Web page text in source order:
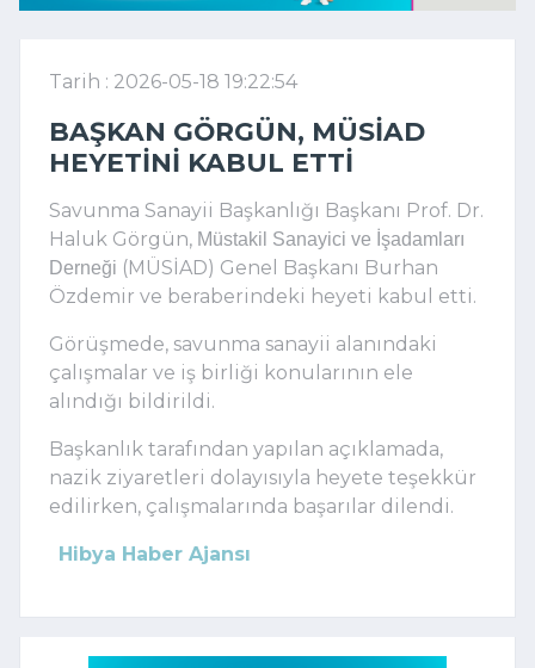
Tarih : 2026-05-18 19:22:54
BAŞKAN GÖRGÜN, MÜSİAD
HEYETINI KABUL ETTI
Savunma Sanayii Başkanlığı Başkanı Prof. Dr.
Haluk Görgün, Müstakil Sanayici ve İşadamları
Derneği (MÜSİAD) Genel Başkanı Burhan
Özdemir ve beraberindeki heyeti kabul etti.
Görüşmede, savunma sanayii alanındaki
çalışmalar ve iş birliği konularının ele
alındığı bildirildi.
Başkanlık tarafından yapılan açıklamada,
nazik ziyaretleri dolayısıyla heyete teşekkür
edilirken, çalışmalarında başarılar dilendi.
Hibya Haber Ajansı